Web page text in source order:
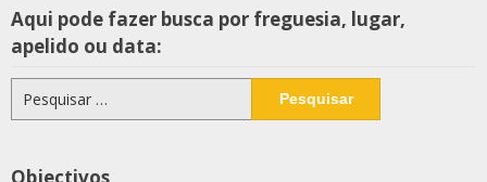
Aqui pode fazer busca por freguesia, lugar,
apelido ou data:
por:
Objectivos